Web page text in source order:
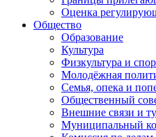
Оценка
Общество
Образование
Культура
Физкультура и
Молодёжная
Семья, опека и
Общественный
Внешние связи и
Муниципальный